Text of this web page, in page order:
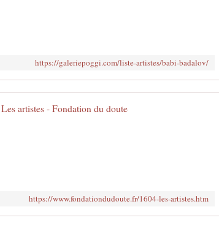
https://galeriepoggi.com/liste-artistes/babi-badalov/
Les artistes - Fondation du doute
https://www.fondationdudoute.fr/1604-les-artistes.htm